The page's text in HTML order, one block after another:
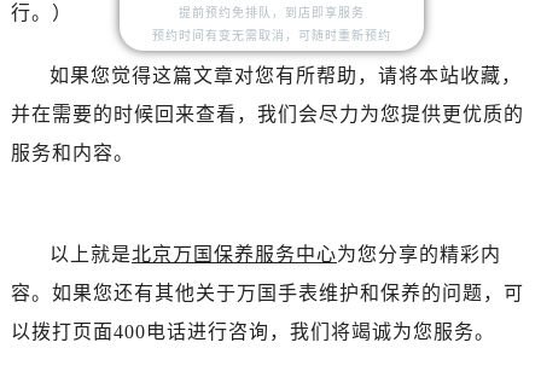
安徽省铜陵市铜官区石城大道万国售后服务中心（需提前预约）
安徽省芜湖市镜湖区中山路步行街万国售后服务中心（需提前预约）
福建省宁德市蕉城区天湖东路万国售后服务中心（需提前预约）
福建省漳州市龙文区步港路万国售后服务中心（需提前预约）
行。）
如果您觉得这篇文章对您有所帮助，请将本站收藏，
并在需要的时候回来查看，我们会尽力为您提供更优质的
服务和内容。
以上就是北京万国保养服务中心为您分享的精彩内
容。如果您还有其他关于万国手表维护和保养的问题，可
以拨打页面400电话进行咨询，我们将竭诚为您服务。
提前预约免排队，到店即享服务
预约时间有变无需取消，可随时重新预约